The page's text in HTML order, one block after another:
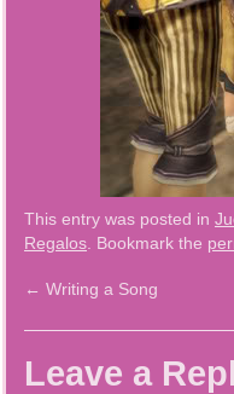
This entry was posted in
Regalos . Bookmark the
← Writing a Song
Leave a